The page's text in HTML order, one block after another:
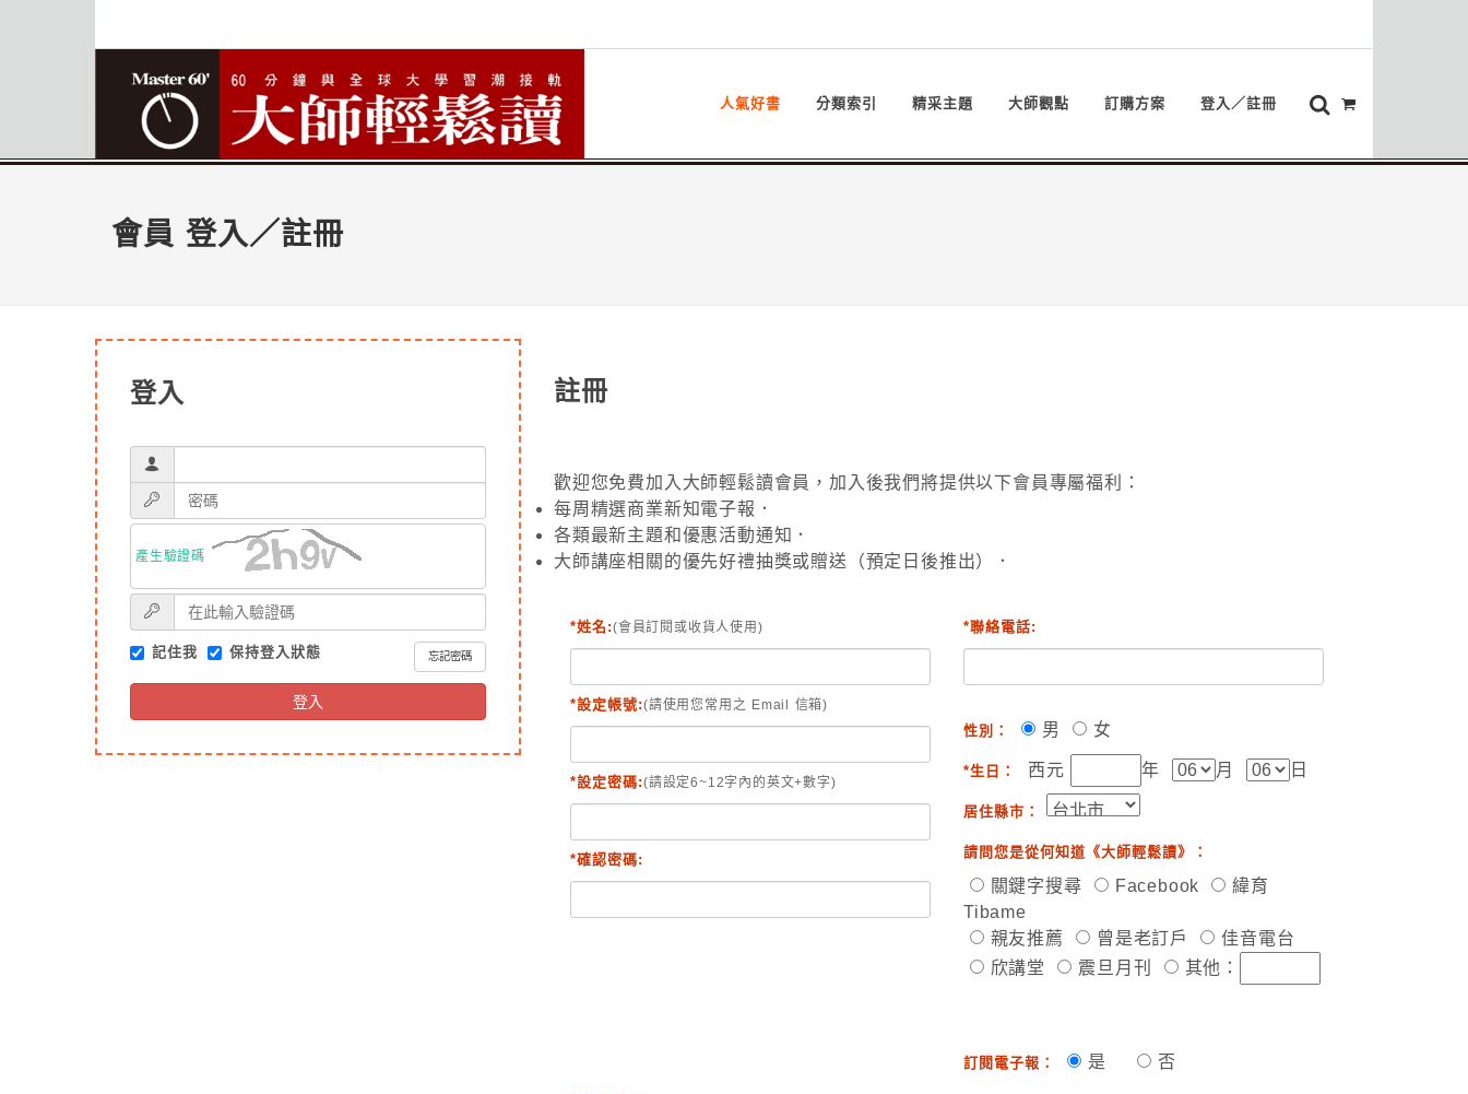
人氣好書 分類索引 精采主題 大師觀點 訂購方案 登入／註冊
會員 登入／註冊
登入
產生驗證碼
記住我 保持登入狀態 忘記密碼
登入
註冊
歡迎您免費加入大師輕鬆讀會員，加入後我們將提供以下會員專屬福利：
每周精選商業新知電子報．
各類最新主題和優惠活動通知．
大師講座相關的優先好禮抽獎或贈送（預定日後推出）．
*姓名:(會員訂閱或收貨人使用)
*設定帳號:(請使用您常用之 Email 信箱)
*設定密碼:(請設定6~12字內的英文+數字)
*確認密碼:
*聯絡電話:
性別： 男 女
*生日： 西元 年 月 日
居住縣市：
請問您是從何知道《大師輕鬆讀》：
關鍵字搜尋 Facebook
緯育
Tibame
親友推薦
曾是老訂戶
佳音電台
欣講堂
震旦月刊 其他：
訂閱電子報： 是 否